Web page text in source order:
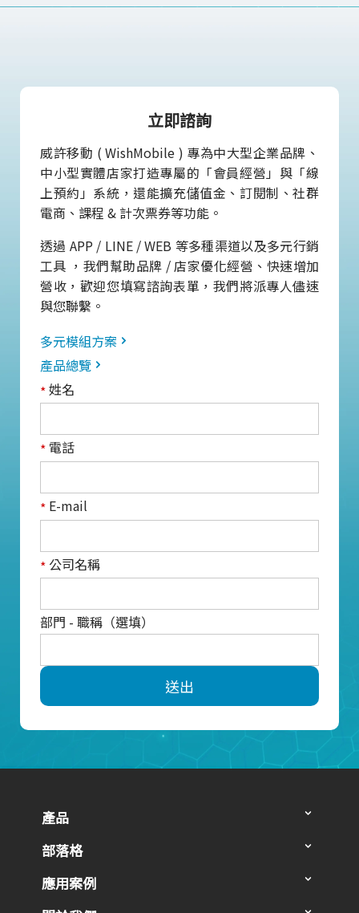
立即諮詢
威許移動 ( WishMobile ) 專為中大型企業品牌、
中小型實體店家打造專屬的「會員經營」與「線
上預約」系統，還能擴充儲值金、訂閱制、社群
電商、課程 & 計次票券等功能。
透過 APP / LINE / WEB 等多種渠道以及多元行銷
工具 ，我們幫助品牌 / 店家優化經營、快速增加
營收，歡迎您填寫諮詢表單，我們將派專人儘速
與您聯繫。
多元模組方案
產品總覽
*姓名
* 電話
* E-mail
* 公司名稱
部門 - 職稱（選填）
送出
產品
部落格
應用案例